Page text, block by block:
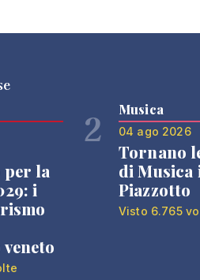
la
i
2 Musica
04 ago 2026
Tornano
di Musica
Piazzotto
Visto 6.765